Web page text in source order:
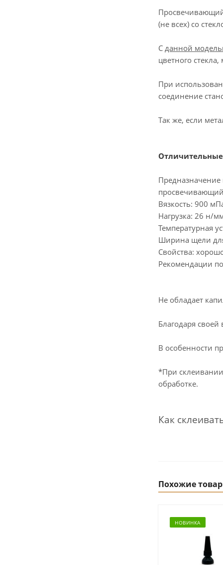
(не всех) со
С данной
цветного
При
соединение
Так же, если
Предназначение
просвечивающий
Вязкость: 900
Нагрузка: 26 н/
Температурная
Ширина щели
Свойства:
Рекомендации
Не обладает
Благодаря
В особенности
*При склеивании
обработке.
Как
Похожие
НОВИНКА